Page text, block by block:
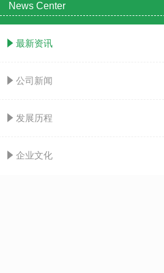
News Center
념 最新资讯
념 公司新闻
념 发展历程
념 企业文化